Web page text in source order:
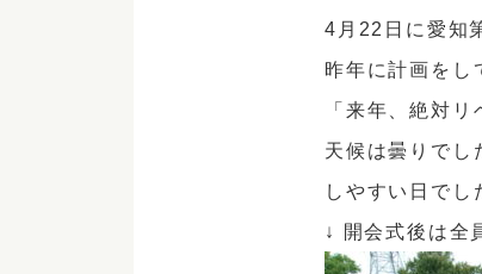
4月22日に愛知
昨年に計画をし
「来年、絶対
天候は曇りでし
しやすい日でし
↓ 開会式後は全